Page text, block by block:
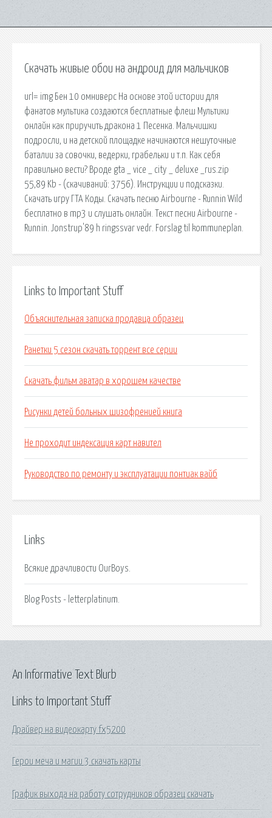
Скачать живые обои на андроид для мальчиков
url= img Бен 10 омниверс На основе этой истории для
фанатов мультика создаются бесплатные флеш Мультики
онлайн как приручить дракона 1 Песенка. Мальчишки
подросли, и на детской площадке начинаются нешуточные
баталии за совочки, ведерки, грабельки и т.п. Как себя
правильно вести? Вроде gta _ vice _ city _ deluxe _rus.zip
55,89 Kb - (cкачиваний: 3756). Инструкции и подсказки.
Скачать игру ГТА Коды. Скачать песню Airbourne - Runnin Wild
бесплатно в mp3 и слушать онлайн. Текст песни Airbourne -
Runnin. Jonstrup'89 h ringssvar vedr. Forslag til kommuneplan.
Links to Important Stuff
Объяснительная записка продавца образец
Ранетки 5 сезон скачать торрент все серии
Скачать фильм аватар в хорошем качестве
Рисунки детей больных шизофренией книга
Не проходит индексация карт навител
Руководство по ремонту и эксплуатации понтиак вайб
Links
Всякие драчливости OurBoys.
Blog Posts - letterplatinum.
Links to Important Stuff
Драйвер на видеокарту fx5200
Герои меча и магии 3 скачать карты
График выхода на работу сотрудников образец скачать
An Informative Text Blurb